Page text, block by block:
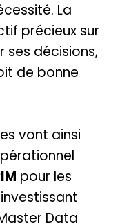
La
précieux sur
ses décisions,
de bonne
vont ainsi
pour les
Data